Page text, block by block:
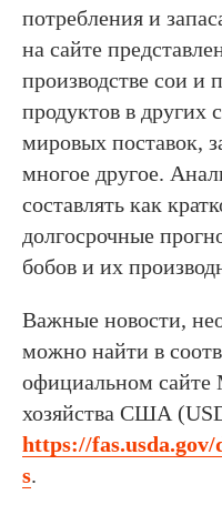
потребления и
на сайте
производстве сои и
продуктов в других
мировых поставок,
многое другое.
составлять как
долгосрочные
бобов и их
Важные новости,
можно найти в
официальном сайте
хозяйства США
https://
s.